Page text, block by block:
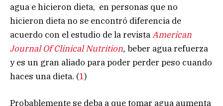
agua e hicieron dieta, en personas que no
hicieron dieta no se encontró diferencia de
acuerdo con el estudio de la revistaAmerican
Journal Of Clinical Nutrition, beber agua refuerza
y es un gran aliado para poder perder peso cuando
haces una dieta. (1)
Probablemente se deba a que tomar agua aumenta